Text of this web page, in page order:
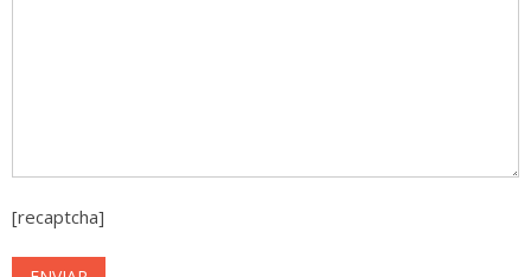
[recaptcha]